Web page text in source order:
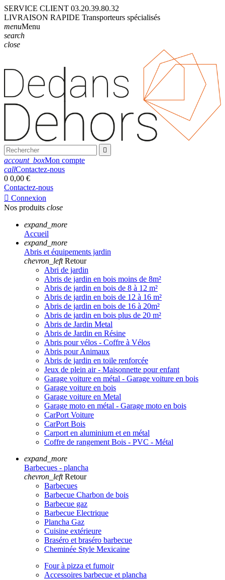
SERVICE CLIENT 03.20.39.80.32
LIVRAISON RAPIDE Transporteurs spécialisés
menuMenu
search
close

account_boxMon compte
callContactez-nous
0 0,00 €
Contactez-nous
 Connexion
Nos produits close
expand_more
Accueil
expand_more
Abris et équipements jardin
chevron_left Retour
Abri de jardin
Abris de jardin en bois moins de 8m²
Abris de jardin en bois de 8 à 12 m²
Abris de jardin en bois de 12 à 16 m²
Abris de jardin en bois de 16 à 20m²
Abris de jardin en bois plus de 20 m²
Abris de Jardin Metal
Abris de Jardin en Résine
Abris pour vélos - Coffre à Vélos
Abris pour Animaux
Abris de jardin en toile renforcée
Jeux de plein air - Maisonnette pour enfant
Garage voiture en métal - Garage voiture en bois
Garage voiture en bois
Garage voiture en Metal
Garage moto en métal - Garage moto en bois
CarPort Voiture
CarPort Bois
Carport en aluminium et en métal
Coffre de rangement Bois - PVC - Métal
expand_more
Barbecues - plancha
chevron_left Retour
Barbecues
Barbecue Charbon de bois
Barbecue gaz
Barbecue Electrique
Plancha Gaz
Cuisine extérieure
Braséro et braséro barbecue
Cheminée Style Mexicaine
Four à pizza et fumoir
Accessoires barbecue et plancha